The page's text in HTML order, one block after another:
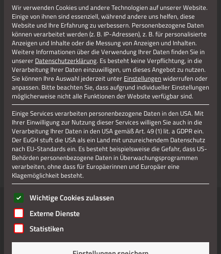
PARKHOTEL AM HAMMERBERG****
Hammerberg 11
52222 Stolberg / Altstadt
Tel.: 0049 (0)2402 12340
E-Mail:info@parkhotel-stolberg.de
Internet:Parkhotel
Wir verwenden Cookies und andere Technologien auf unserer Website.
Einige von ihnen sind essenziell, während andere uns helfen, diese
Website und Ihre Erfahrung zu verbessern. Personenbezogene Daten
können verarbeitet werden (z. B. IP-Adressen), z. B. für personalisierte
Anzeigen und Inhalte oder die Messung von Anzeigen und Inhalten.
Weitere Informationen über die Verwendung Ihrer Daten finden Sie in
unserer Datenschutzerklärung. Es besteht keine Verpflichtung, in die
Verarbeitung Ihrer Daten einzuwilligen, um dieses Angebot zu nutzen.
Sie können Ihre Auswahl jederzeit unter Einstellungen widerrufen oder
anpassen. Bitte beachten Sie, dass aufgrund individueller Einstellungen
möglicherweise nicht alle Funktionen der Website verfügbar sind.
Einige Services verarbeiten personenbezogene Daten in den USA. Mit
Ihrer Einwilligung zur Nutzung dieser Services willigen Sie auch in die
Verarbeitung Ihrer Daten in den USA gemäß Art. 49 (1) lit. a GDPR ein.
Der EuGH stuft die USA als ein Land mit unzureichendem Datenschutz
nach EU-Standards ein. Es besteht beispielsweise die Gefahr, dass US-
Behörden personenbezogene Daten in Überwachungsprogrammen
verarbeiten, ohne dass für Europäerinnen und Europäer eine
Klagemöglichkeit besteht.
Es folgt eine Liste der Service-Gruppen, für die eine
Wichtige Cookies zulassen
Externe Dienste
Statistiken